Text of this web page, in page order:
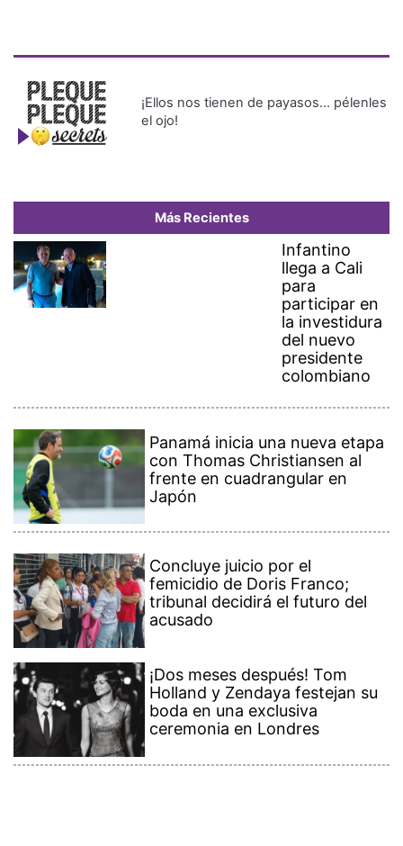
¡Ellos nos tienen de payasos… pélenles
el ojo!
Más Recientes
Infantino
llega a Cali
para
participar en
la investidura
del nuevo
presidente
colombiano
Panamá inicia una nueva etapa
con Thomas Christiansen al
frente en cuadrangular en
Japón
Concluye juicio por el
femicidio de Doris Franco;
tribunal decidirá el futuro del
acusado
¡Dos meses después! Tom
Holland y Zendaya festejan su
boda en una exclusiva
ceremonia en Londres